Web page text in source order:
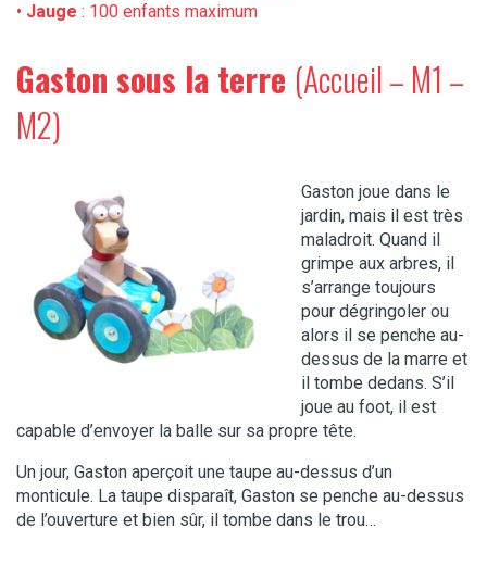
• Jauge : 100 enfants maximum
Gaston sous la terre (Accueil – M1 –
M2)
Gaston joue dans le
jardin, mais il est très
maladroit. Quand il
grimpe aux arbres, il
s’arrange toujours
pour dégringoler ou
alors il se penche au-
dessus de la marre et
il tombe dedans. S’il
joue au foot, il est
capable d’envoyer la balle sur sa propre tête.
Un jour, Gaston aperçoit une taupe au-dessus d’un
monticule. La taupe disparaît, Gaston se penche au-dessus
de l’ouverture et bien sûr, il tombe dans le trou…